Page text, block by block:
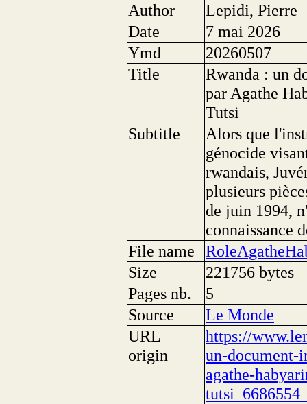
Author
Lepidi, Pierre
Date
7 mai 2026
Ymd
20260507
Title
Rwanda : un
par Agathe
Tutsi
Subtitle
Alors que
génocide
rwandais,
plusieurs
de juin 1994,
connaissance
File name
Size
221756 bytes
Pages nb.
5
Source
Le Monde
URL
origin
https://
un-document-
agathe-